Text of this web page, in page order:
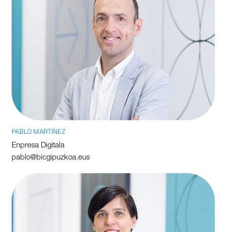
PABLO MARTÍNEZ
Enpresa Digitala
pablo@bicgipuzkoa.eus